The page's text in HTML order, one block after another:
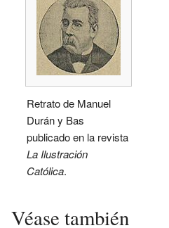
Retrato de Manuel
Durán y Bas
publicado en la revista
La Ilustración
Católica.
Véase también